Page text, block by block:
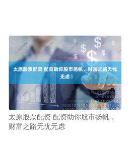
太原股票配资 配资助你股市扬帆，
财富之路无忧无虑